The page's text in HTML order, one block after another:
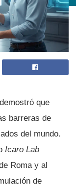
que
barreras de
del mundo.
Icaro Lab
Roma y al
de